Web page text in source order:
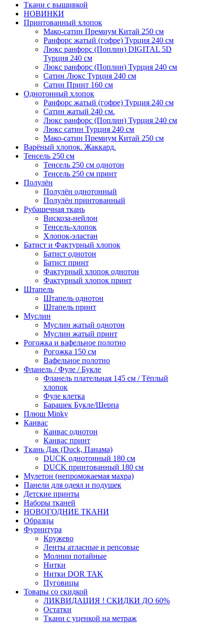
Ткани с вышивкой
НОВИНКИ
Принтованный хлопок
Мако-сатин Премиум Китай 250 см
Ранфорс жатый (гофре) Турция 240 см
Люкс ранфорс (Поплин) DIGITAL 5D
Турция 240 см
Люкс ранфорс (Поплин) Турция 240 см
Сатин Люкс Турция 240 см
Cатин Принт 160 см
Однотонный хлопок
Ранфорс жатый (гофре) Турция 240 см
Сатин жатый 240 см.
Люкс ранфорс (Поплин) Турция 240 см
Люкс сатин Турция 240 см
Мако-сатин Премиум Китай 250 см
Варёный хлопок. Жаккард.
Тенсель 250 см
Тенсель 250 см однотон
Тенсель 250 см принт
Полулён
Полулён однотонный
Полулён принтованный
Рубашечная ткань
Вискоза-нейлон
Тенсель-хлопок
Хлопок-эластан
Батист и Фактурный хлопок
Батист однотон
Батист принт
Фактурный хлопок однотон
Фактурный хлопок принт
Штапель
Штапель однотон
Штапель принт
Муслин
Муслин жатый однотон
Муслин жатый принт
Рогожка и вафельное полотно
Рогожка 150 см
Вафельное полотно
Фланель / Фуле / Букле
Фланель плательная 145 см / Тёплый
хлопок
Фуле клетка
Барашек Букле/Шерпа
Плюш Minky
Канвас
Канвас однотон
Канвас принт
Ткань Дак (Duck, Панама)
DUCK однотонный 180 см
DUCK принтованный 180 см
Мулетон (непромокаемая махра)
Панели для одеял и подушек
Детские принты
Наборы тканей
НОВОГОДНИЕ ТКАНИ
Образцы
Фурнитура
Кружево
Ленты атласные и репсовые
Молнии потайные
Нитки
Нитки DOR TAK
Пуговицы
Товары со скидкой
ЛИКВИДАЦИЯ ! СКИДКИ ДО 60%
Остатки
Ткани с уценкой на метраж